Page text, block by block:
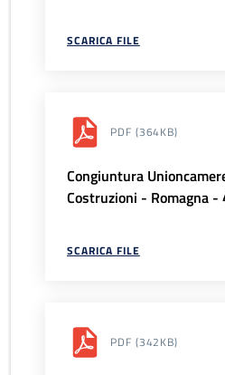
SCARICA FILE
PDF (364KB)
Congiuntura
Costruzioni - Romagna
SCARICA FILE
PDF (342KB)